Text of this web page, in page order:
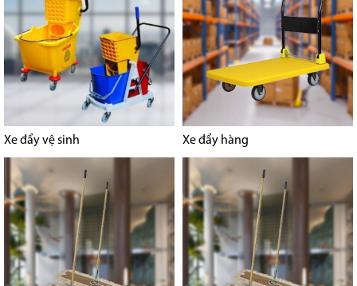
Xe đẩy vệ sinh Xe đẩy hàng